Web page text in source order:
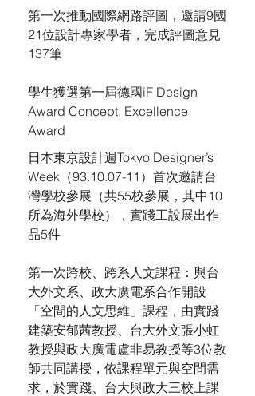
第一次推動國際網路評圖，邀請9國
21位設計專家學者，完成評圖意見
137筆
學生獲選第一屆德國iF Design
Award Concept, Excellence
Award
日本東京設計週Tokyo Designer’s
Week（93.10.07-11）首次邀請台
灣學校參展（共55校參展，其中10
所為海外學校），實踐工設展出作
品5件
第一次跨校、跨系人文課程：與台
大外文系、政大廣電系合作開設
「空間的人文思維」課程，由實踐
建築安郁茜教授、台大外文張小虹
教授與政大廣電盧非易教授等3位教
師共同講授，依課程單元與空間需
求，於實踐、台大與政大三校上課